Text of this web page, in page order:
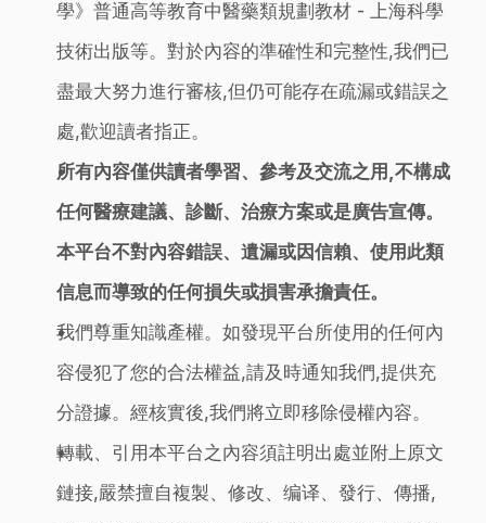
學》普通高等教育中醫藥類規劃教材 - 上海科學
技術出版等。對於內容的準確性和完整性,我們已
盡最大努力進行審核,但仍可能存在疏漏或錯誤之
處,歡迎讀者指正。
所有內容僅供讀者學習、參考及交流之用,不構成
任何醫療建議、診斷、治療方案或是廣告宣傳。
本平台不對內容錯誤、遺漏或因信賴、使用此類
信息而導致的任何損失或損害承擔責任。
我們尊重知識產權。如發現平台所使用的任何內
容侵犯了您的合法權益,請及時通知我們,提供充
分證據。經核實後,我們將立即移除侵權內容。
轉載、引用本平台之內容須註明出處並附上原文
鏈接,嚴禁擅自複製、修改、编译、發行、傳播,